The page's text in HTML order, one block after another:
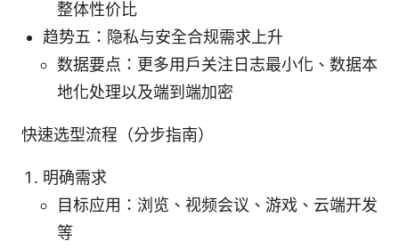
整体性价比
趋势五：隐私与安全合规需求上升
数据要点：更多用户关注日志最小化、数据本
地化处理以及端到端加密
快速选型流程（分步指南）
明确需求
目标应用：浏览、视频会议、游戏、云端开发
等